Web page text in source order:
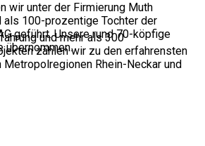
wir unter der Firmierung Muth
als 100-prozentige Tochter der
geführt. Unsere rund 70-köpfige
übernommen.
und mehr als 300
zählen wir zu den erfahrensten
Metropolregionen Rhein-Neckar und